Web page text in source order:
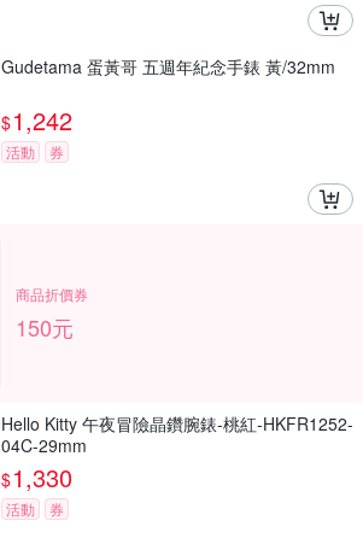
Gudetama 蛋黃哥 五週年紀念手錶 黃/32mm
$1,242
活動 券
商品折價券
150元
Hello Kitty 午夜冒險晶鑽腕錶-桃紅-HKFR1252-
04C-29mm
$1,330
活動 券